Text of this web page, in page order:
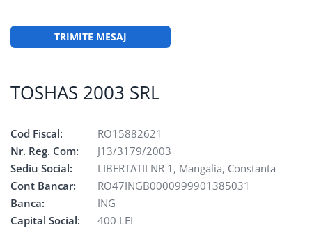
TOSHAS 2003 SRL
Cod Fiscal:
RO15882621
Nr. Reg. Com:
J13/3179/2003
Sediu Social:
LIBERTATII NR 1, Mangalia, Constanta
Cont Bancar:
RO47INGB0000999901385031
Banca:
ING
Capital Social:
400 LEI